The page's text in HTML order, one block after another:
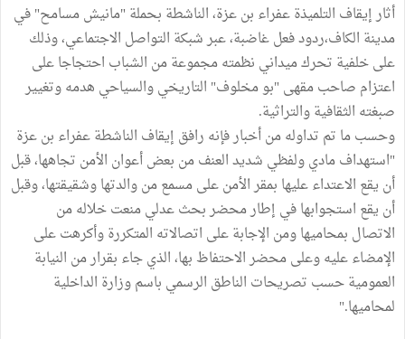
أثار إيقاف التلميذة عفراء بن عزة، الناشطة بحملة "مانيش مسامح" في
مدينة الكاف،ردود فعل غاضبة، عبر شبكة التواصل الاجتماعي، وذلك
على خلفية تحرك ميداني نظمته مجموعة من الشباب احتجاجا على
اعتزام صاحب مقهى "بو مخلوف" التاريخي والسياحي هدمه وتغيير
صبغته الثقافية والتراثية.
وحسب ما تم تداوله من أخبار فإنه رافق إيقاف الناشطة عفراء بن عزة
"استهداف مادي ولفظي شديد العنف من بعض أعوان الأمن تجاهها، قبل
أن يقع الاعتداء عليها بمقر الأمن على مسمع من والدتها وشقيقتها، وقبل
أن يقع استجوابها في إطار محضر بحث عدلي منعت خلاله من
الاتصال بمحاميها ومن الإجابة على اتصالاته المتكررة وأكرهت على
الإمضاء عليه وعلى محضر الاحتفاظ بها، الذي جاء بقرار من النيابة
العمومية حسب تصريحات الناطق الرسمي باسم وزارة الداخلية
لمحاميها."